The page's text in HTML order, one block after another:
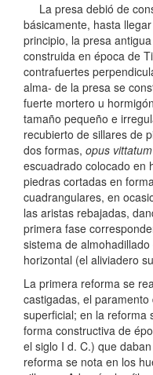
La presa debió de
básicamente, hasta
principio, la presa
construida en época de
contrafuertes
alma- de la presa se
fuerte mortero u
tamaño pequeño e
recubierto de sillares de
dos formas, opus vittatum
escuadrado colocado en
piedras cortadas en
cuadrangulares, en
las aristas rebajadas,
primera fase
sistema de
horizontal (el aliviadero
La primera reforma se
castigadas, el
superficial; en la reforma
forma constructiva de
el siglo I d. C.) que
reforma se nota en los